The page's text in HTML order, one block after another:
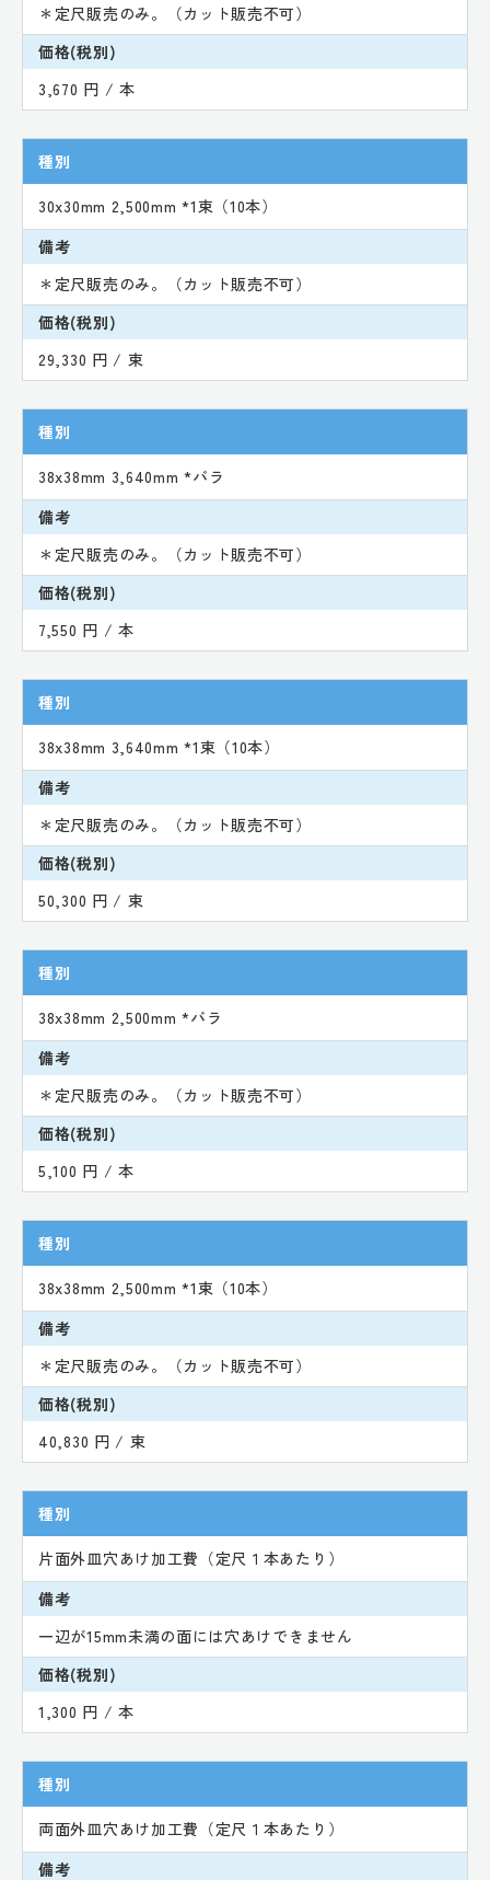
＊定尺販売のみ。（カット販売不可）
価格(税別)
3,670 円 / 本
種別
30x30mm 2,500mm *1束（10本）
備考
＊定尺販売のみ。（カット販売不可）
価格(税別)
29,330 円 / 束
種別
38x38mm 3,640mm *バラ
備考
＊定尺販売のみ。（カット販売不可）
価格(税別)
7,550 円 / 本
種別
38x38mm 3,640mm *1束（10本）
備考
＊定尺販売のみ。（カット販売不可）
価格(税別)
50,300 円 / 束
種別
38x38mm 2,500mm *バラ
備考
＊定尺販売のみ。（カット販売不可）
価格(税別)
5,100 円 / 本
種別
38x38mm 2,500mm *1束（10本）
備考
＊定尺販売のみ。（カット販売不可）
価格(税別)
40,830 円 / 束
種別
片面外皿穴あけ加工費（定尺１本あたり）
備考
一辺が15mm未満の面には穴あけできません
価格(税別)
1,300 円 / 本
種別
両面外皿穴あけ加工費（定尺１本あたり）
備考